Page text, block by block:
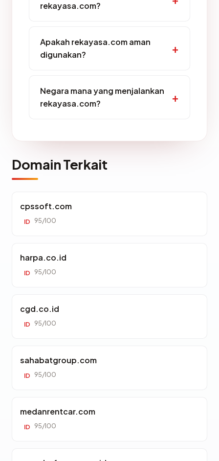
rekayasa.com?
Apakah rekayasa.com aman
digunakan?
Negara mana yang menjalankan
rekayasa.com?
Domain Terkait
cpssoft.com
ID 95/100
harpa.co.id
ID 95/100
cgd.co.id
ID 95/100
sahabatgroup.com
ID 95/100
medanrentcar.com
ID 95/100